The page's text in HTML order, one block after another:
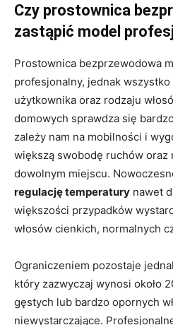
Czy prostownica
zastąpić model
Prostownica bezprzewodowa
profesjonalny, jednak
użytkownika oraz rodzaju
domowych sprawdza się
zależy nam na mobilności i
większą swobodę ruchów
dowolnym miejscu.
regulację temperatury nawet
większości przypadków
włosów cienkich, normalnych
Ograniczeniem pozostaje
który zazwyczaj wynosi około
gęstych lub bardzo opornych
niewystarczające.